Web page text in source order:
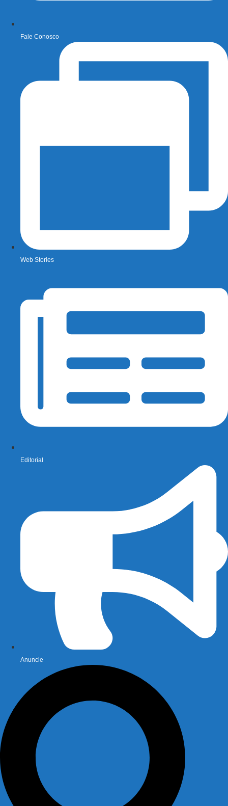
Fale Conosco
Web Stories
Editorial
Anuncie